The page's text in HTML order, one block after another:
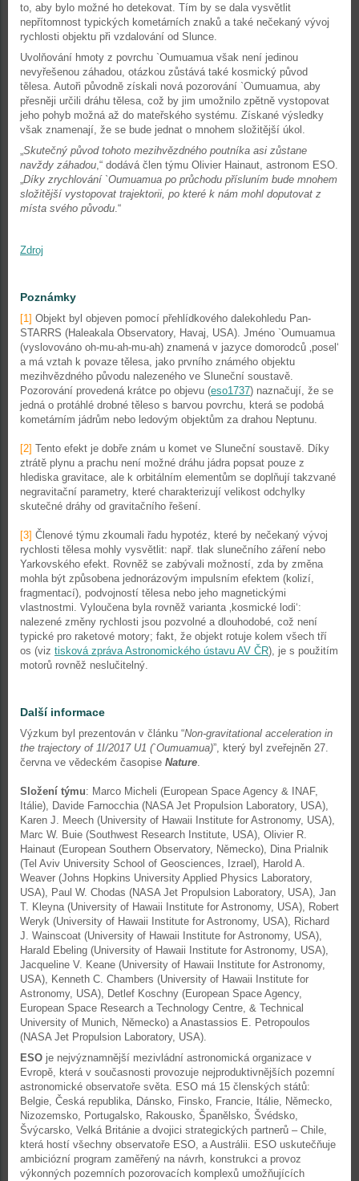
to, aby bylo možné ho detekovat. Tím by se dala vysvětlit
nepřítomnost typických kometárních znaků a také nečekaný vývoj
rychlosti objektu při vzdalování od Slunce.
Uvolňování hmoty z povrchu `Oumuamua však není jedinou
nevyřešenou záhadou, otázkou zůstává také kosmický původ
tělesa. Autoři původně získali nová pozorování `Oumuamua, aby
přesněji určili dráhu tělesa, což by jim umožnilo zpětně vystopovat
jeho pohyb možná až do mateřského systému. Získané výsledky
však znamenají, že se bude jednat o mnohem složitější úkol.
„Skutečný původ tohoto mezihvězdného poutníka asi zůstane
navždy záhadou,“ dodává člen týmu Olivier Hainaut, astronom ESO.
„Díky zrychlování `Oumuamua po průchodu přísluním bude mnohem
složitější vystopovat trajektorii, po které k nám mohl doputovat z
místa svého původu.“
Zdroj
Poznámky
[1] Objekt byl objeven pomocí přehlídkového dalekohledu Pan-
STARRS (Haleakala Observatory, Havaj, USA). Jméno `Oumuamua
(vyslovováno oh-mu-ah-mu-ah) znamená v jazyce domorodců ‚posel‘
a má vztah k povaze tělesa, jako prvního známého objektu
mezihvězdného původu nalezeného ve Sluneční soustavě.
Pozorování provedená krátce po objevu (eso1737) naznačují, že se
jedná o protáhlé drobné těleso s barvou povrchu, která se podobá
kometárním jádrům nebo ledovým objektům za drahou Neptunu.
[2] Tento efekt je dobře znám u komet ve Sluneční soustavě. Díky
ztrátě plynu a prachu není možné dráhu jádra popsat pouze z
hlediska gravitace, ale k orbitálním elementům se doplňují takzvané
negravitační parametry, které charakterizují velikost odchylky
skutečné dráhy od gravitačního řešení.
[3] Členové týmu zkoumali řadu hypotéz, které by nečekaný vývoj
rychlosti tělesa mohly vysvětlit: např. tlak slunečního záření nebo
Yarkovského efekt. Rovněž se zabývali možností, zda by změna
mohla být způsobena jednorázovým impulsním efektem (kolizí,
fragmentací), podvojností tělesa nebo jeho magnetickými
vlastnostmi. Vyloučena byla rovněž varianta ‚kosmické lodi‘:
nalezené změny rychlosti jsou pozvolné a dlouhodobé, což není
typické pro raketové motory; fakt, že objekt rotuje kolem všech tří
os (viz tisková zpráva Astronomického ústavu AV ČR), je s použitím
motorů rovněž neslučitelný.
Další informace
Výzkum byl prezentován v článku “Non-gravitational acceleration in
the trajectory of 1I/2017 U1 (`Oumuamua)”, který byl zveřejněn 27.
června ve vědeckém časopise Nature.
Složení týmu: Marco Micheli (European Space Agency & INAF,
Itálie), Davide Farnocchia (NASA Jet Propulsion Laboratory, USA),
Karen J. Meech (University of Hawaii Institute for Astronomy, USA),
Marc W. Buie (Southwest Research Institute, USA), Olivier R.
Hainaut (European Southern Observatory, Německo), Dina Prialnik
(Tel Aviv University School of Geosciences, Izrael), Harold A.
Weaver (Johns Hopkins University Applied Physics Laboratory,
USA), Paul W. Chodas (NASA Jet Propulsion Laboratory, USA), Jan
T. Kleyna (University of Hawaii Institute for Astronomy, USA), Robert
Weryk (University of Hawaii Institute for Astronomy, USA), Richard
J. Wainscoat (University of Hawaii Institute for Astronomy, USA),
Harald Ebeling (University of Hawaii Institute for Astronomy, USA),
Jacqueline V. Keane (University of Hawaii Institute for Astronomy,
USA), Kenneth C. Chambers (University of Hawaii Institute for
Astronomy, USA), Detlef Koschny (European Space Agency,
European Space Research a Technology Centre, & Technical
University of Munich, Německo) a Anastassios E. Petropoulos
(NASA Jet Propulsion Laboratory, USA).
ESO je nejvýznamnější mezivládní astronomická organizace v
Evropě, která v současnosti provozuje nejproduktivnějších pozemní
astronomické observatoře světa. ESO má 15 členských států:
Belgie, Česká republika, Dánsko, Finsko, Francie, Itálie, Německo,
Nizozemsko, Portugalsko, Rakousko, Španělsko, Švédsko,
Švýcarsko, Velká Británie a dvojici strategických partnerů – Chile,
která hostí všechny observatoře ESO, a Austrálii. ESO uskutečňuje
ambiciózní program zaměřený na návrh, konstrukci a provoz
výkonných pozemních pozorovacích komplexů umožňujících